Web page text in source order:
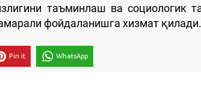
таъминлаш ва социологик
фойдаланишга хизмат қилади.
Pin it WhatsApp